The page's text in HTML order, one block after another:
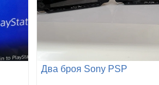
Два броя Sony PSP